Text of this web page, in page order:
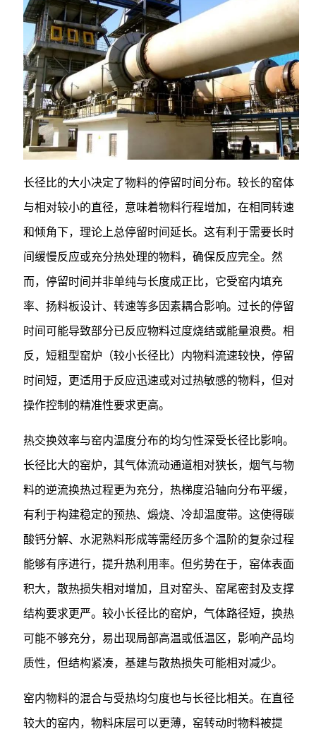
长径比的大小决定了物料的停留时间分布。较长的窑体
与相对较小的直径，意味着物料行程增加，在相同转速
和倾角下，理论上总停留时间延长。这有利于需要长时
间缓慢反应或充分热处理的物料，确保反应完全。然
而，停留时间并非单纯与长度成正比，它受窑内填充
率、扬料板设计、转速等多因素耦合影响。过长的停留
时间可能导致部分已反应物料过度烧结或能量浪费。相
反，短粗型窑炉（较小长径比）内物料流速较快，停留
时间短，更适用于反应迅速或对过热敏感的物料，但对
操作控制的精准性要求更高。
热交换效率与窑内温度分布的均匀性深受长径比影响。
长径比大的窑炉，其气体流动通道相对狭长，烟气与物
料的逆流换热过程更为充分，热梯度沿轴向分布平缓，
有利于构建稳定的预热、煅烧、冷却温度带。这使得碳
酸钙分解、水泥熟料形成等需经历多个温阶的复杂过程
能够有序进行，提升热利用率。但劣势在于，窑体表面
积大，散热损失相对增加，且对窑头、窑尾密封及支撑
结构要求更严。较小长径比的窑炉，气体路径短，换热
可能不够充分，易出现局部高温或低温区，影响产品均
质性，但结构紧凑，基建与散热损失可能相对减少。
窑内物料的混合与受热均匀度也与长径比相关。在直径
较大的窑内，物料床层可以更薄，窑转动时物料被提